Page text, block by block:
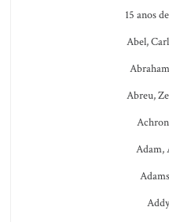
15 anos
Abel,
Abreu,
Adam,